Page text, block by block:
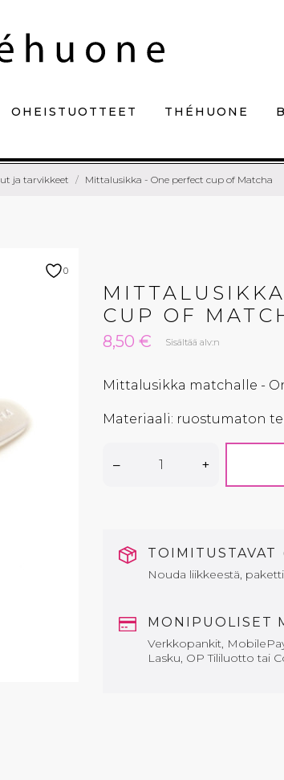
OHEISTUOTTEET THÉHUONE
ja tarvikkeet Mittalusikka - One perfect cup of Matcha
0
CUP OF
8,50 € Sisältää alv:n
Mittalusikka matchalle -
Materiaali: ruostumaton
– +
TOIMITUSTAVAT
Nouda liikkeestä,
MONIPUOLISET
Verkkopankit,
Lasku, OP Tililuotto tai